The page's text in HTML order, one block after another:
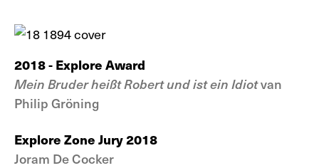
2018 - Explore Award
Mein Bruder heißt Robert und ist ein Idiotvan
Philip Gröning
Explore Zone Jury 2018
Joram De Cocker